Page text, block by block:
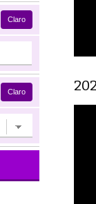
Claro
Claro